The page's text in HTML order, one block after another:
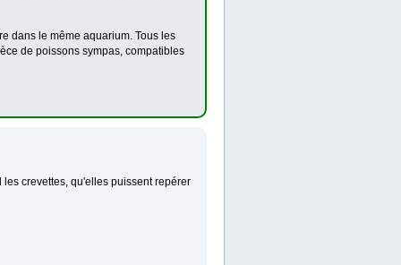
dans le même aquarium. Tous les
de poissons sympas, compatibles
crevettes, qu'elles puissent repérer